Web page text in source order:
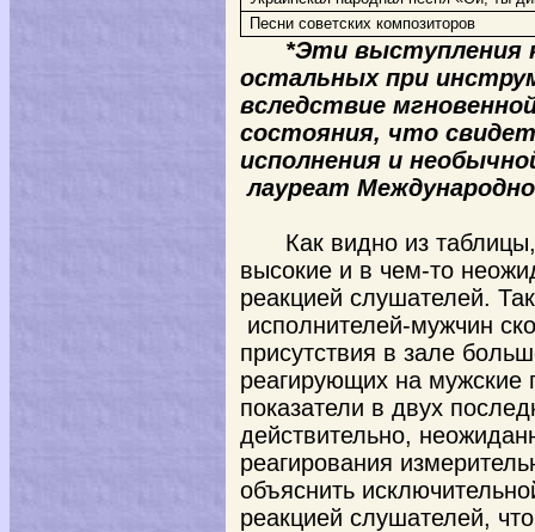
Песни советских композиторов
*Эти выступления
остальных при
вследствие
состояния, что
исполнения и
лауреат
Как видно из
высокие и в чем-то
реакцией слушателей.
исполнителей-мужчин
присутствия в зале
реагирующих на мужские
показатели в двух
действительно,
реагирования
объяснить
реакцией слушателей,